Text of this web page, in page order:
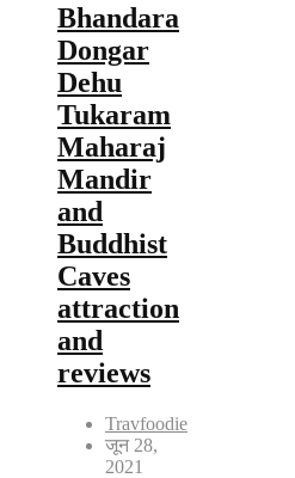
Bhandara
Dongar
Dehu
Tukaram
Maharaj
Mandir
and
Buddhist
Caves
attraction
and
reviews
Travfoodie
जून 28,
2021